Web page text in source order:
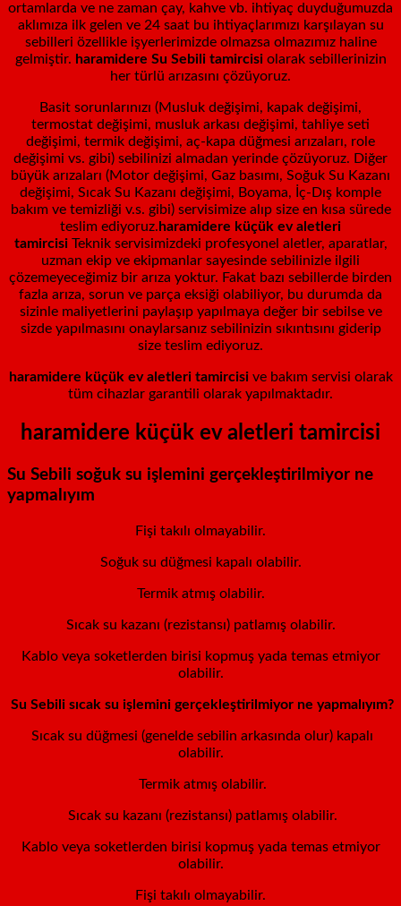
ortamlarda ve ne zaman çay, kahve vb. ihtiyaç duyduğumuzda
aklımıza ilk gelen ve 24 saat bu ihtiyaçlarımızı karşılayan su
sebilleri özellikle işyerlerimizde olmazsa olmazımız haline
gelmiştir. haramidere Su Sebili tamircisi olarak sebillerinizin
her türlü arızasını çözüyoruz.
Basit sorunlarınızı (Musluk değişimi, kapak değişimi,
termostat değişimi, musluk arkası değişimi, tahliye seti
değişimi, termik değişimi, aç-kapa düğmesi arızaları, role
değişimi vs. gibi) sebilinizi almadan yerinde çözüyoruz. Diğer
büyük arızaları (Motor değişimi, Gaz basımı, Soğuk Su Kazanı
değişimi, Sıcak Su Kazanı değişimi, Boyama, İç-Dış komple
bakım ve temizliği v.s. gibi) servisimize alıp size en kısa sürede
teslim ediyoruz. haramidere küçük ev aletleri
tamircisiTeknik servisimizdeki profesyonel aletler, aparatlar,
uzman ekip ve ekipmanlar sayesinde sebilinizle ilgili
çözemeyeceğimiz bir arıza yoktur. Fakat bazı sebillerde birden
fazla arıza, sorun ve parça eksiği olabiliyor, bu durumda da
sizinle maliyetlerini paylaşıp yapılmaya değer bir sebilse ve
sizde yapılmasını onaylarsanız sebilinizin sıkıntısını giderip
size teslim ediyoruz.
haramidere küçük ev aletleri tamircisi ve bakım servisi olarak
tüm cihazlar garantili olarak yapılmaktadır.
haramidere küçük ev aletleri tamircisi
Su Sebili soğuk su işlemini gerçekleştirilmiyor ne
yapmalıyım
Fişi takılı olmayabilir.
Soğuk su düğmesi kapalı olabilir.
Termik atmış olabilir.
Sıcak su kazanı (rezistansı) patlamış olabilir.
Kablo veya soketlerden birisi kopmuş yada temas etmiyor
olabilir.
Su Sebili sıcak su işlemini gerçekleştirilmiyor ne yapmalıyım?
Sıcak su düğmesi (genelde sebilin arkasında olur) kapalı
olabilir.
Termik atmış olabilir.
Sıcak su kazanı (rezistansı) patlamış olabilir.
Kablo veya soketlerden birisi kopmuş yada temas etmiyor
olabilir.
Fişi takılı olmayabilir.